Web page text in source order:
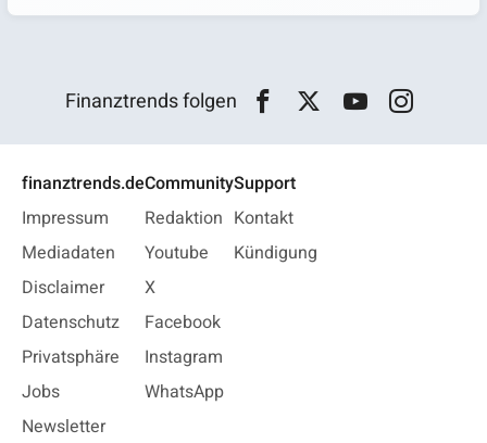
Finanztrends folgen
finanztrends.de
Impressum
Mediadaten
Disclaimer
Datenschutz
Privatsphäre
Jobs
Newsletter
Community
Redaktion
Youtube
X
Facebook
Instagram
WhatsApp
Support
Kontakt
Kündigung